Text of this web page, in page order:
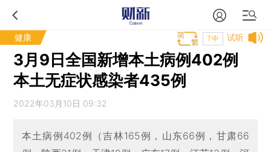
健康 试听
T中
3月9日全国新增本土病例402例
本土无症状感染者435例
2022年03月10日 09:32
本土病例402例（吉林165例，山东66例，甘肃66